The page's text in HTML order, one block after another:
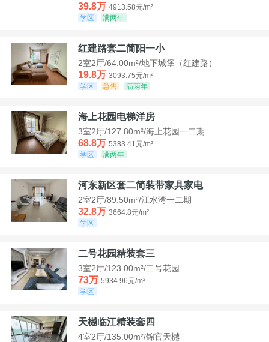
39.8万 4913.58元/m²
学区
满两年
红建路套二简阳一小
2室2厅/64.00m²/地下城堡（红建路）
19.8万 3093.75元/m²
学区
急售 满两年
海上花园电梯洋房
3室2厅/127.80m²/海上花园一二期
68.8万 5383.41元/m²
学区
满两年
河东新区套二简装带家具家电
2室2厅/89.50m²/江水湾一二期
32.8万 3664.8元/m²
学区
二号花园精装套三
3室2厅/123.00m²/二号花园
73万 5934.96元/m²
学区
天樾临江精装套四
4室2厅/135.00m²/锦官天樾